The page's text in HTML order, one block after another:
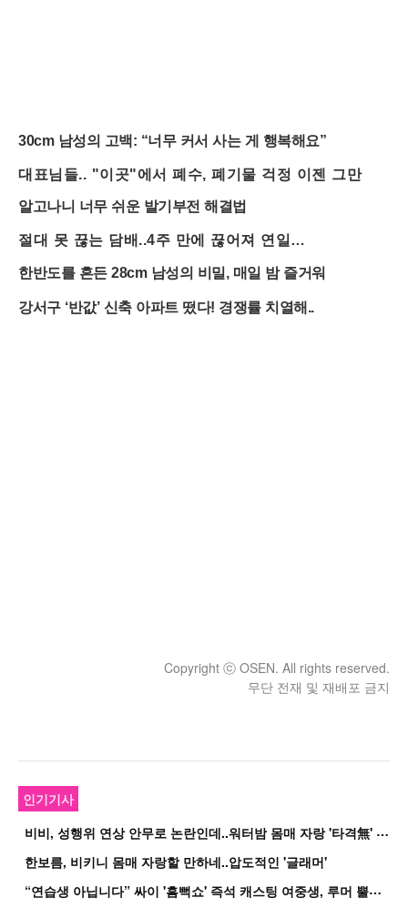
Copyright ⓒ OSEN. All rights reserved.
무단 전재 및 재배포 금지
인기기사
비
비, 성행위 연상 안무로 논란인데..워터밤 몸매 자랑 '타격無' 근황
한보름, 비키니 몸매 자랑할 만하네..압도적인 '글래머'
“
연습생 아닙니다” 싸이 '흠뻑쇼' 즉석 캐스팅 여중생, 루머 뿔났다[Oh!쎈 이...